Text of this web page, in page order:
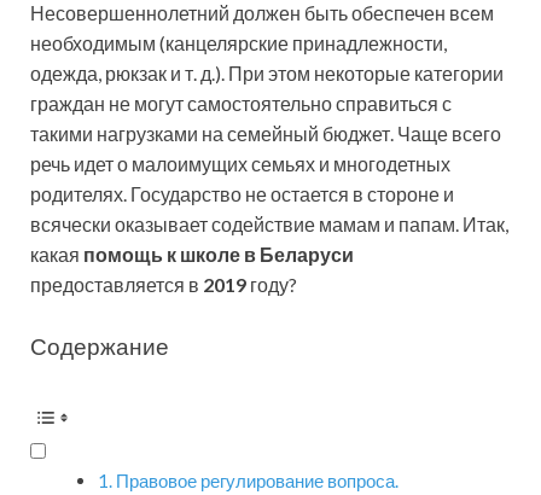
Несовершеннолетний должен быть обеспечен всем
необходимым (канцелярские принадлежности,
одежда, рюкзак и т. д.). При этом некоторые категории
граждан не могут самостоятельно справиться с
такими нагрузками на семейный бюджет. Чаще всего
речь идет о малоимущих семьях и многодетных
родителях. Государство не остается в стороне и
всячески оказывает содействие мамам и папам. Итак,
какая помощь к школе в Беларуси
предоставляется в 2019 году?
Содержание
Правовое регулирование вопроса.